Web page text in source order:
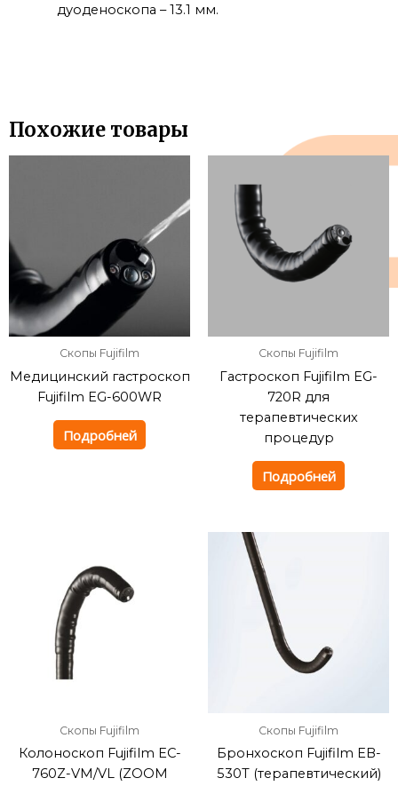
дуоденоскопа – 13.1 мм.
Похожие товары
Скопы Fujifilm
Медицинский гастроскоп
Fujifilm EG-600WR
Подробней
Скопы Fujifilm
Гастроскоп Fujifilm EG-
720R для
терапевтических
процедур
Подробней
Скопы Fujifilm
Колоноскоп Fujifilm EC-
760Z-VM/VL (ZOOM
Скопы Fujifilm
Бронхоскоп Fujifilm EB-
530T (терапевтический)